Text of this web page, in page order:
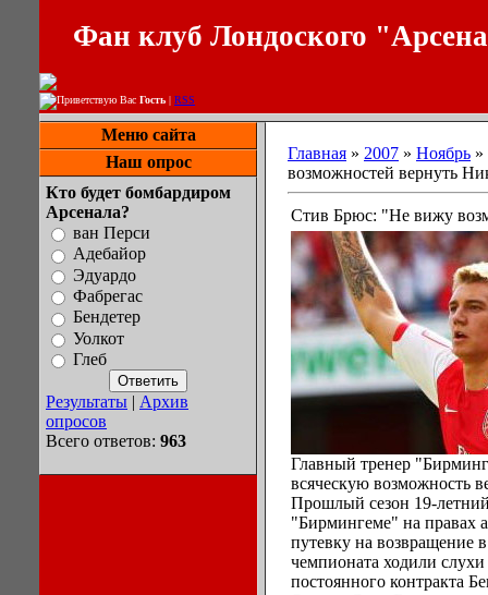
Фан клуб Лондоского
Приветствую Вас Гость | RSS
Меню сайта
Наш опрос
Кто будет бомбардиром
Арсенала?
ван Перси
Адебайор
Эдуардо
Фабрегас
Бендетер
Уолкот
Глеб
Результаты | Архив
опросов
Всего ответов: 963
Главная » 2007 » Ноябрь »
возможностей вернуть
Стив Брюс: "Не вижу
Главный тренер
всяческую возможность
Прошлый сезон 19-
"Бирмингеме" на правах
путевку на возвращение
чемпионата ходили
постоянного контракта